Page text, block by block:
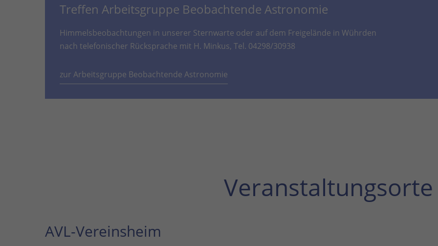
Treffen Arbeitsgruppe Beobachtende Astronomie
Himmelsbeobachtungen in unserer Sternwarte oder auf dem Freigelände in Wührden
nach telefonischer Rücksprache mit H. Minkus, Tel. 04298/30938
zur Arbeitsgruppe Beobachtende Astronomie
Veranstaltungsorte
AVL-Vereinsheim